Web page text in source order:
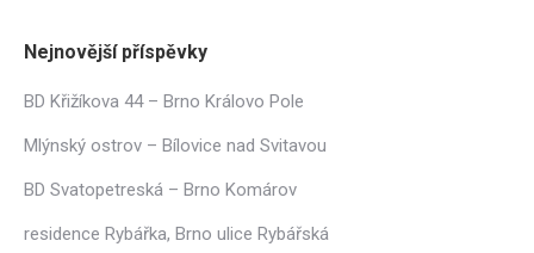
Nejnovější příspěvky
BD Křižíkova 44 – Brno Královo Pole
Mlýnský ostrov – Bílovice nad Svitavou
BD Svatopetreská – Brno Komárov
residence Rybářka, Brno ulice Rybářská